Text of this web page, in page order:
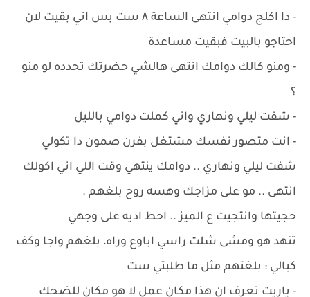
- دا اكلج دوامي انتهى الساعة ٨ ست بس اني بقيت لان
احتاجو بالبيت فبقيت مساعدة
- ومنو كالك دوامك انتهى هالشي حضرتك تحدده لو منو
؟
- شفت ليلي ونهاري واني كملت دوامي بالليل
- انت متصور نفسك مشتغل بفرن صمون دا تكولي
شفت ليلي ونهاري .. دوامك ينتهي وقت اللي اني اكولك
انتهى .. مو على مزاجك وهسه روح بلغهم .
حجيتها وانتجيت ع الميز .. احط اديه على وجهي
تنهد هو ومشى شلت راسي اباوع وراه، بلغهم واجا وكف
كبالي : بلغتهم مثل ما طلبتي ست
- ياريت تعرف ان هذا مكان عمل لا هو مكان للضحك